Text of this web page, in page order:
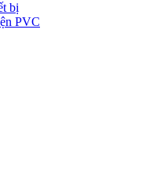
bị
PVC